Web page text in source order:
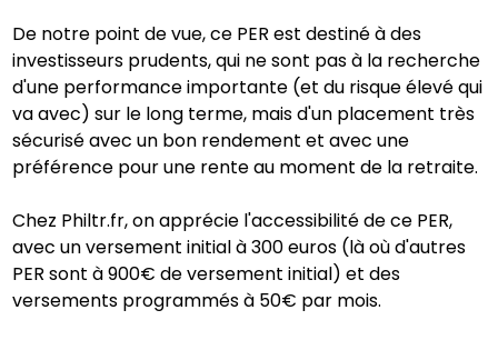
De notre point de vue, ce PER est destiné à des
investisseurs prudents, qui ne sont pas à la recherche
d'une performance importante (et du risque élevé qui
va avec) sur le long terme, mais d'un placement très
sécurisé avec un bon rendement et avec une
préférence pour une rente au moment de la retraite.
Chez Philtr.fr, on apprécie l'accessibilité de ce PER,
avec un versement initial à 300 euros (là où d'autres
PER sont à 900€ de versement initial) et des
versements programmés à 50€ par mois.